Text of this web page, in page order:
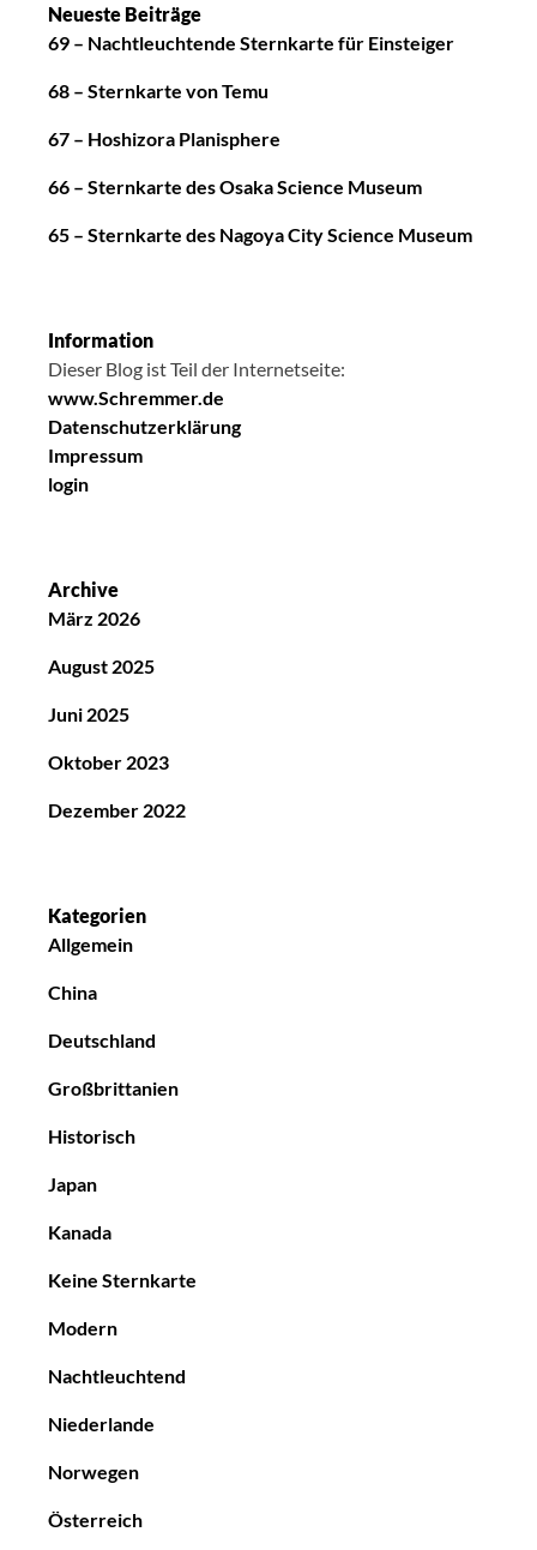
Neueste Beiträge
69 – Nachtleuchtende Sternkarte für Einsteiger
68 – Sternkarte von Temu
67 – Hoshizora Planisphere
66 – Sternkarte des Osaka Science Museum
65 – Sternkarte des Nagoya City Science Museum
Information
Dieser Blog ist Teil der Internetseite:
www.Schremmer.de
Datenschutzerklärung
Impressum
login
Archive
März 2026
August 2025
Juni 2025
Oktober 2023
Dezember 2022
Kategorien
Allgemein
China
Deutschland
Großbrittanien
Historisch
Japan
Kanada
Keine Sternkarte
Modern
Nachtleuchtend
Niederlande
Norwegen
Österreich